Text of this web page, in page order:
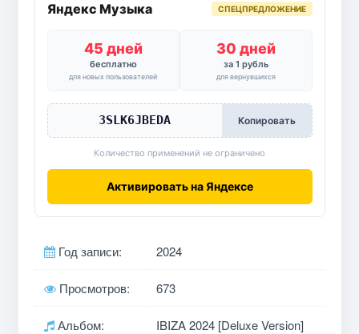
Яндекс Музыка СПЕЦПРЕДЛОЖЕНИЕ
45 дней
бесплатно
для новых пользователей
30 дней
за 1 рубль
для вернувшихся
3SLK6JBEDA Копировать
Количество применений не ограничено
Активировать на Яндексе
Год записи: 2024
Просмотров: 673
Альбом: IBIZA 2024 [Deluxe Version]